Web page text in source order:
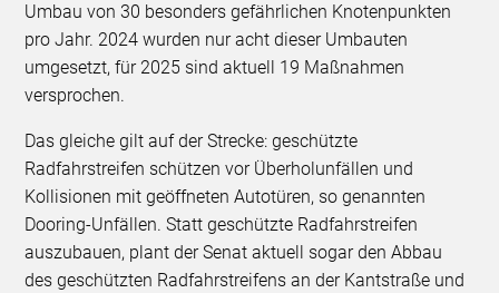
Umbau von 30 besonders gefährlichen Knotenpunkten
pro Jahr. 2024 wurden nur acht dieser Umbauten
umgesetzt, für 2025 sind aktuell 19 Maßnahmen
versprochen.
Das gleiche gilt auf der Strecke: geschützte
Radfahrstreifen schützen vor Überholunfällen und
Kollisionen mit geöffneten Autotüren, so genannten
Dooring-Unfällen. Statt geschützte Radfahrstreifen
auszubauen, plant der Senat aktuell sogar den Abbau
des geschützten Radfahrstreifens an der Kantstraße und